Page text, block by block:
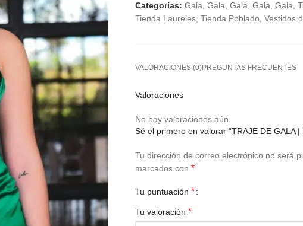
Categorías: Gala Gala Gala Gala Gala
Tienda Laureles Tienda Poblado Vestidos
VALORACIONES (0)PREGUNTAS FRECUENTES
Valoraciones
No hay valoraciones aún.
Sé el primero en valorar “TRAJE DE GALA |
Tu dirección de correo electrónico no será
marcados con *
Tu puntuación *
Tu valoración *